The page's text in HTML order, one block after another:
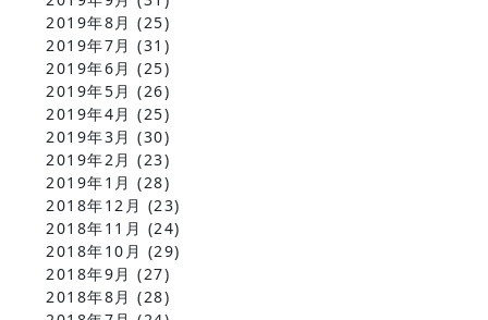
2019年8月 (25)
2019年7月 (31)
2019年6月 (25)
2019年5月 (26)
2019年4月 (25)
2019年3月 (30)
2019年2月 (23)
2019年1月 (28)
2018年12月 (23)
2018年11月 (24)
2018年10月 (29)
2018年9月 (27)
2018年8月 (28)